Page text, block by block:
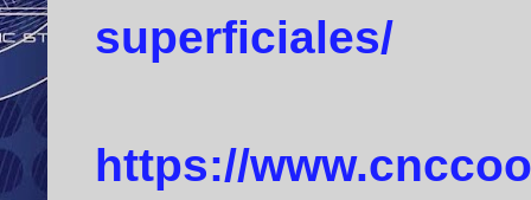
superficiales/
https://